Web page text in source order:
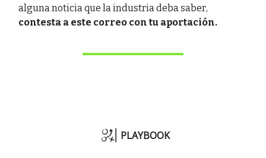
alguna noticia que la industria deba saber,
contesta a este correo con tu aportación.
PLAYBOOK